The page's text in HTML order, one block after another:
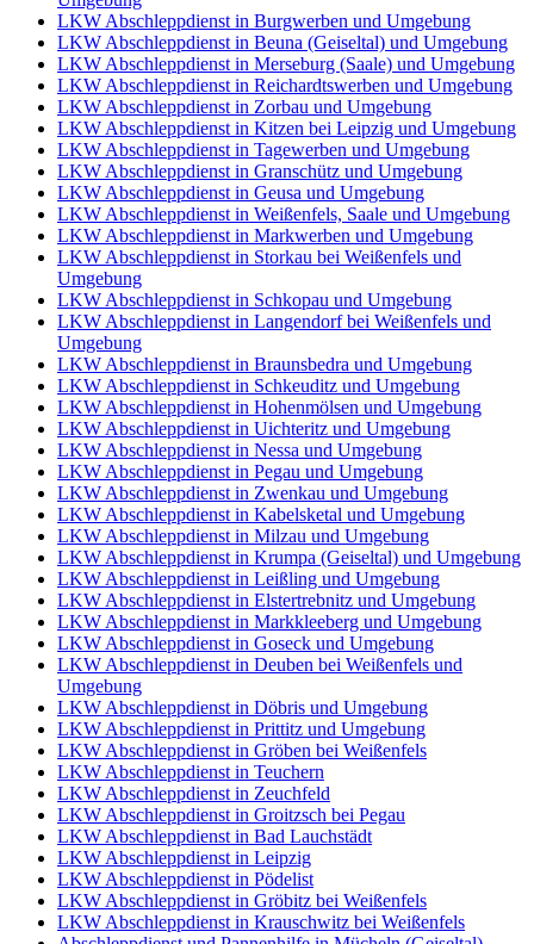
LKW Abschleppdienst in Burgwerben und Umgebung
LKW Abschleppdienst in Beuna (Geiseltal) und Umgebung
LKW Abschleppdienst in Merseburg (Saale) und Umgebung
LKW Abschleppdienst in Reichardtswerben und Umgebung
LKW Abschleppdienst in Zorbau und Umgebung
LKW Abschleppdienst in Kitzen bei Leipzig und Umgebung
LKW Abschleppdienst in Tagewerben und Umgebung
LKW Abschleppdienst in Granschütz und Umgebung
LKW Abschleppdienst in Geusa und Umgebung
LKW Abschleppdienst in Weißenfels, Saale und Umgebung
LKW Abschleppdienst in Markwerben und Umgebung
LKW Abschleppdienst in Storkau bei Weißenfels und
Umgebung
LKW Abschleppdienst in Schkopau und Umgebung
LKW Abschleppdienst in Langendorf bei Weißenfels und
Umgebung
LKW Abschleppdienst in Braunsbedra und Umgebung
LKW Abschleppdienst in Schkeuditz und Umgebung
LKW Abschleppdienst in Hohenmölsen und Umgebung
LKW Abschleppdienst in Uichteritz und Umgebung
LKW Abschleppdienst in Nessa und Umgebung
LKW Abschleppdienst in Pegau und Umgebung
LKW Abschleppdienst in Zwenkau und Umgebung
LKW Abschleppdienst in Kabelsketal und Umgebung
LKW Abschleppdienst in Milzau und Umgebung
LKW Abschleppdienst in Krumpa (Geiseltal) und Umgebung
LKW Abschleppdienst in Leißling und Umgebung
LKW Abschleppdienst in Elstertrebnitz und Umgebung
LKW Abschleppdienst in Markkleeberg und Umgebung
LKW Abschleppdienst in Goseck und Umgebung
LKW Abschleppdienst in Deuben bei Weißenfels und
Umgebung
LKW Abschleppdienst in Döbris und Umgebung
LKW Abschleppdienst in Prittitz und Umgebung
LKW Abschleppdienst in Gröben bei Weißenfels
LKW Abschleppdienst in Teuchern
LKW Abschleppdienst in Zeuchfeld
LKW Abschleppdienst in Groitzsch bei Pegau
LKW Abschleppdienst in Bad Lauchstädt
LKW Abschleppdienst in Leipzig
LKW Abschleppdienst in Pödelist
LKW Abschleppdienst in Gröbitz bei Weißenfels
LKW Abschleppdienst in Krauschwitz bei Weißenfels